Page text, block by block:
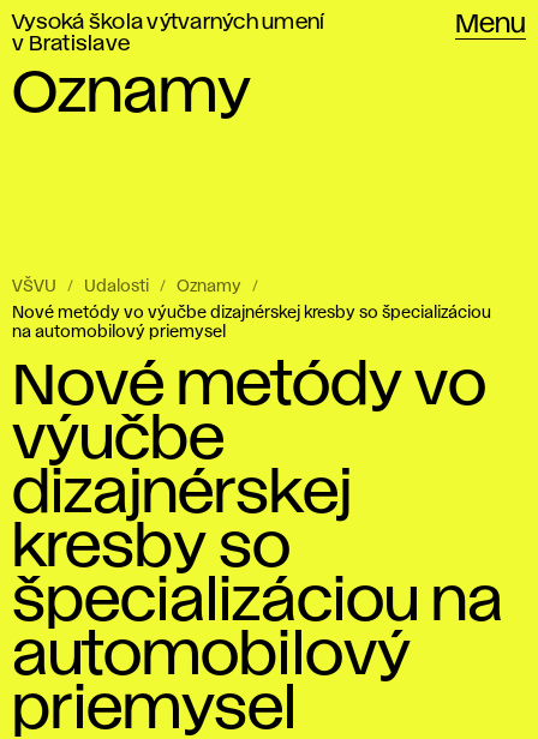
Vysoká škola výtvarných umení
v Bratislave
Menu
Oznamy
VŠVU Udalosti
Oznamy
Nové metódy vo výučbe dizajnérskej kresby so špecializáciou
na automobilový priemysel
Nové metódy vo
výučbe
dizajnérskej
kresby so
špecializáciou na
automobilový
priemysel